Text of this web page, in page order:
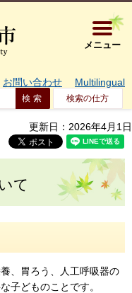
大阪府箕
メニュー
お問い合わせ Multilingual
検索の仕方
更新日：2026年4月1日
て
、胃ろう、人工呼吸器の
子どものことです。